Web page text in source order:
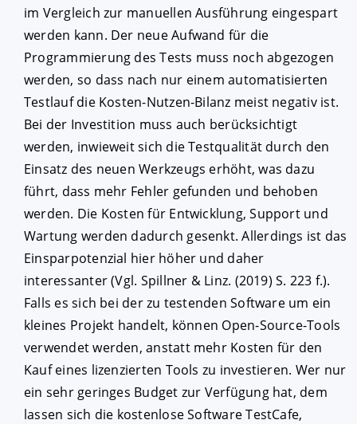
im Vergleich zur manuellen Ausführung eingespart
werden kann. Der neue Aufwand für die
Programmierung des Tests muss noch abgezogen
werden, so dass nach nur einem automatisierten
Testlauf die Kosten-Nutzen-Bilanz meist negativ ist.
Bei der Investition muss auch berücksichtigt
werden, inwieweit sich die Testqualität durch den
Einsatz des neuen Werkzeugs erhöht, was dazu
führt, dass mehr Fehler gefunden und behoben
werden. Die Kosten für Entwicklung, Support und
Wartung werden dadurch gesenkt. Allerdings ist das
Einsparpotenzial hier höher und daher
interessanter (Vgl. Spillner & Linz. (2019) S. 223 f.).
Falls es sich bei der zu testenden Software um ein
kleines Projekt handelt, können Open-Source-Tools
verwendet werden, anstatt mehr Kosten für den
Kauf eines lizenzierten Tools zu investieren. Wer nur
ein sehr geringes Budget zur Verfügung hat, dem
lassen sich die kostenlose Software TestCafe,